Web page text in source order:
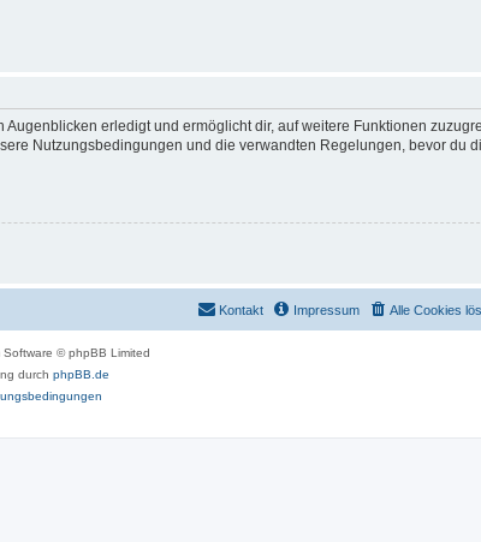
erledigt und ermöglicht dir, auf weitere Funktionen
Nutzungsbedingungen und die verwandten Regelungen, bevor du
Alle Cookies
Impressum
Kontakt
Software © phpBB Limited
durch phpBB.de